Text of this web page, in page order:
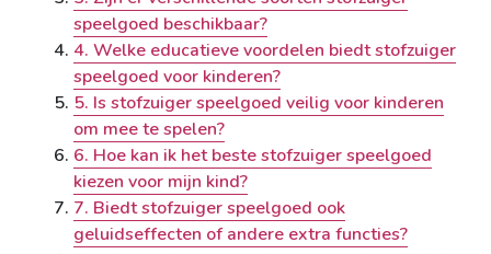
speelgoed beschikbaar?
4. Welke educatieve voordelen biedt stofzuiger
speelgoed voor kinderen?
5. Is stofzuiger speelgoed veilig voor kinderen
om mee te spelen?
6. Hoe kan ik het beste stofzuiger speelgoed
kiezen voor mijn kind?
7. Biedt stofzuiger speelgoed ook
geluidseffecten of andere extra functies?